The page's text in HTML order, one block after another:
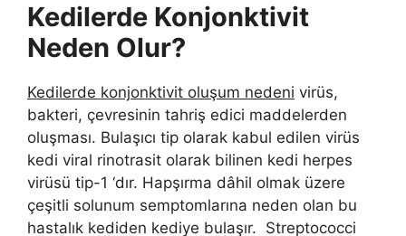
Kedilerde Konjonktivit
Neden Olur?
Kedilerde konjonktivit oluşum nedeni virüs,
bakteri, çevresinin tahriş edici maddelerden
oluşması. Bulaşıcı tip olarak kabul edilen virüs
kedi viral rinotrasit olarak bilinen kedi herpes
virüsü tip-1 ‘dır. Hapşırma dâhil olmak üzere
çeşitli solunum semptomlarına neden olan bu
hastalık kediden kediye bulaşır. Streptococci